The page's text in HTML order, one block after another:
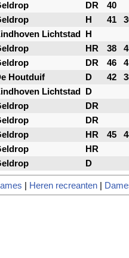
DR 40
H 41
Lichtstad H
HR 38
DR 46
Houtduif D 42
Lichtstad D
DR
DR
HR 45
HR
D
Heren recreanten|